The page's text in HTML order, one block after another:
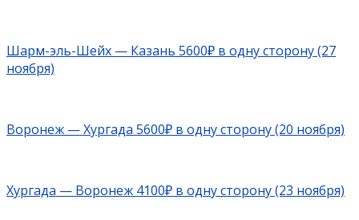
Шарм-эль-Шейх — Казань 5600₽ в одну сторону (27
ноября)
Воронеж — Хургада 5600₽ в одну сторону (20 ноября)
Хургада — Воронеж 4100₽ в одну сторону (23 ноября)